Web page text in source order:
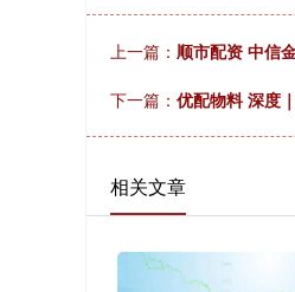
上一篇： 顺市配资 中信
下一篇： 优配物料 深度
相关文章